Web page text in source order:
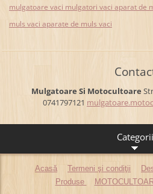
mulgatoare vaci mulgatori vaci aparat de
muls vaci aparate de muls vaci
Mulgatoare Si Motocultoare
0741797121 mulgatoare.motoc
Categorii
Acasă Termeni şi condiţii
Produse